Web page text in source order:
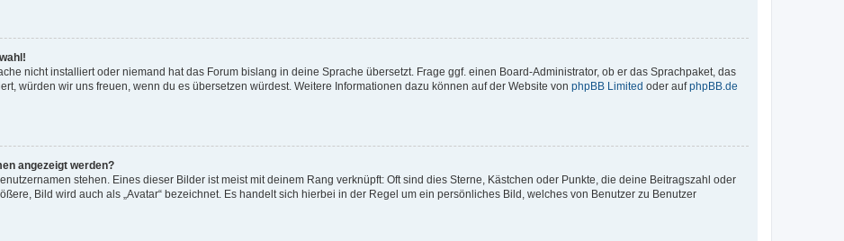
nicht installiert oder niemand hat das Forum bislang in deine Sprache übersetzt. Frage ggf. einen Board-Administrator, ob er das Sprachpaket, das
würden wir uns freuen, wenn du es übersetzen würdest. Weitere Informationen dazu können auf der Website von phpBB Limited oder aufphpBB.de
angezeigt werden?
stehen. Eines dieser Bilder ist meist mit deinem Rang verknüpft: Oft sind dies Sterne, Kästchen oder Punkte, die deine Beitragszahl oder
Bild wird auch als „Avatar“ bezeichnet. Es handelt sich hierbei in der Regel um ein persönliches Bild, welches von Benutzer zu Benutzer